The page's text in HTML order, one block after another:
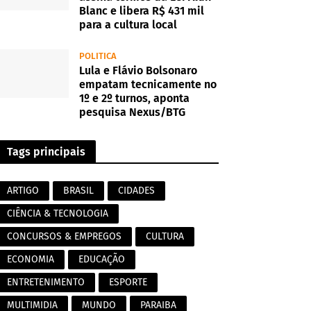
Blanc e libera R$ 431 mil
para a cultura local
POLITICA
Lula e Flávio Bolsonaro
empatam tecnicamente no
1º e 2º turnos, aponta
pesquisa Nexus/BTG
Tags principais
ARTIGO BRASIL
CIDADES
CIÊNCIA & TECNOLOGIA
CONCURSOS & EMPREGOS
CULTURA
ECONOMIA
EDUCAÇÃO
ENTRETENIMENTO
ESPORTE
MULTIMIDIA
MUNDO PARAIBA